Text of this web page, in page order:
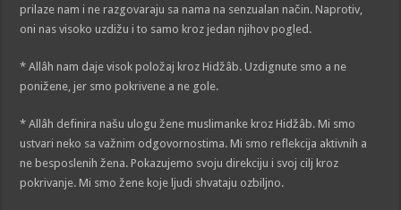
prilaze nam i ne razgovaraju sa nama na senzualan način. Naprotiv,
oni nas visoko uzdižu i to samo kroz jedan njihov pogled.
* Allâh nam daje visok položaj kroz Hidžâb. Uzdignute smo a ne
ponižene, jer smo pokrivene a ne gole.
* Allâh definira našu ulogu žene muslimanke kroz Hidžâb. Mi smo
ustvari neko sa važnim odgovornostima. Mi smo reflekcija aktivnih a
ne besposlenih žena. Pokazujemo svoju direkciju i svoj cilj kroz
pokrivanje. Mi smo žene koje ljudi shvataju ozbiljno.